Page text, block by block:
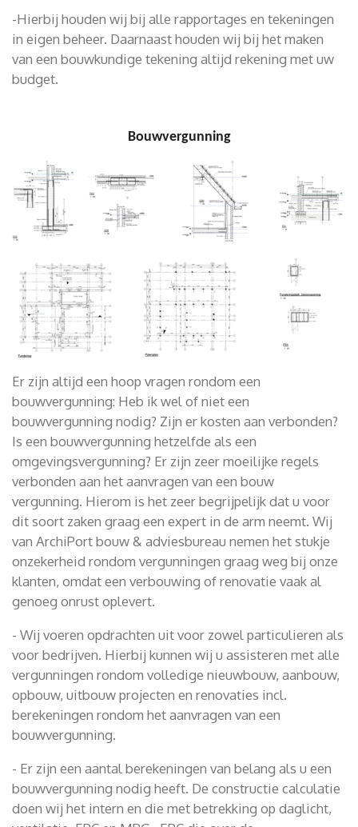
-Hierbij houden wij bij alle rapportages en tekeningen
in eigen beheer. Daarnaast houden wij bij het maken
van een bouwkundige tekening altijd rekening met uw
budget.
Bouwvergunning
Er zijn altijd een hoop vragen rondom een
bouwvergunning: Heb ik wel of niet een
bouwvergunning nodig? Zijn er kosten aan verbonden?
Is een bouwvergunning hetzelfde als een
omgevingsvergunning? Er zijn zeer moeilijke regels
verbonden aan het aanvragen van een bouw
vergunning. Hierom is het zeer begrijpelijk dat u voor
dit soort zaken graag een expert in de arm neemt. Wij
van ArchiPort bouw & adviesbureau nemen het stukje
onzekerheid rondom vergunningen graag weg bij onze
klanten, omdat een verbouwing of renovatie vaak al
genoeg onrust oplevert.
- Wij voeren opdrachten uit voor zowel particulieren als
voor bedrijven. Hierbij kunnen wij u assisteren met alle
vergunningen rondom volledige nieuwbouw, aanbouw,
opbouw, uitbouw projecten en renovaties incl.
berekeningen rondom het aanvragen van een
bouwvergunning.
- Er zijn een aantal berekeningen van belang als u een
bouwvergunning nodig heeft. De constructie calculatie
doen wij het intern en die met betrekking op daglicht,